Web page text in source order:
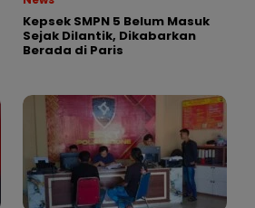
Kepsek SMPN 5 Belum Masuk
Sejak Dilantik, Dikabarkan
Berada di Paris